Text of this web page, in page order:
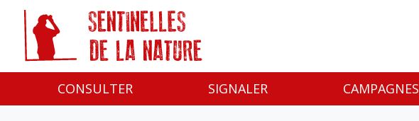
CONSULTER SIGNALER CAMPAGNES
Panneau de gestion des cookies